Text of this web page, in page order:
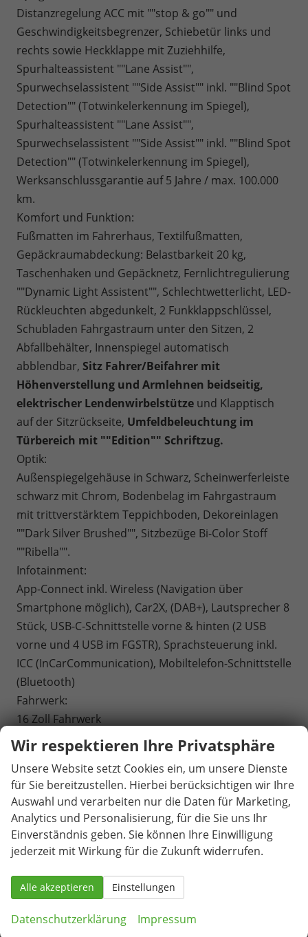
Distanzregelung ACC mit ""stop & go"" und
Geschwindigkeitsbegrenzer, Schiebetür links und
rechts sowie Heckklappe mit Zuziehhilfe,
Spurhalteassistent ""Lane Assist"",
Spurwechselassistent ""Side Assist"" inkl. ""Blind Spot
Detection"" (Totwinkelerkennung im Spiegel),
Spurhalteassistent ""Lane Assist"",
Spurwechselassistent ""Side Assist"" inkl. ""Blind Spot
Detection"" (Totwinkelerkennung im Spiegel),
Werksanschlussgarantie auf 5 Jahre / max. 100.000
km.
Komfort und Funktion:
Fußmatten im Fahrerhaus, Textilfußmatten,
Gepäckraumabdeckung: Belastbarkeit 20 kg,
Taschenhaken und Gepäcknetz, Fernlichtregulierung
""Dynamic Light Assistent"", Schlechtwetterlicht, LED-
Rückleuchten abgedunkelt, 2 Funkklappschlüssel,
Schubladen Fahrgastraum unter den Sitzen, 2
Abfallbehälter, Innenspiegel automatisch
abblendbar, Sitz Fahrer/Beifahrer mit
Höhenverstellung und Armlehnen beidseitig,
elektrischer Lendenwirbelstütze und Klapptisch
auf der Sitzrückseite, Umfeldbeleuchtung im
Türbereich mit ""Edition"" Schriftzug.
Optik:
Außenspiegelgehäuse in Schwarz, Scheinwerferleiste
schwarz mit Chrom, Bodenbelag im Fahrgastraum
mit trittverstärktem Teppichboden, Dekoreinlagen
""Dark Silver Brushed"", Sitzbezüge Bi-Color Stoff
""Ribella"".
Infotainment:
App-Connect inkl. Wireless (Navigation über
Smartphone möglich), Car2X, (DAB+), Lautsprecher 8
Stück, USB-C-Schnittstelle vorne & hinten (2 USB
vorne und 4 USB im FGSTR), Sprachsteuerung inkl.
ICC (InCarCommunication), Mobiltelefon-Schnittstelle
(Bluetooth)
Fahrwerk:
16 Zoll Fahrwerk
Sicherheit und Fahrerassistenz:
ABS, ESP, Airbag für Fahrer und Beifahrer mit
Beifahrer-Airbag-Deaktivierung, Seiten- und
Kopfairbags vorne, Kopfairbags für die äußeren
Sitzplätze hinten und Mittenairbag vorne,
Außenspiegel elektrisch einstell-, beheiz- und
anklappbar, Ablenkungs- und Müdigkeitserkennung,
Bordwerkzeug und Tire Mobility Set, Einparkhilfe im
Front- und Heckbereich, Kreuzungsassistent,
Notbremsassistent ""Front Assist"" mit Fußgänger-
Wir respektieren Ihre Privatsphäre
Unsere Website setzt Cookies ein, um unsere Dienste
für Sie bereitzustellen. Hierbei berücksichtigen wir Ihre
Auswahl und verarbeiten nur die Daten für Marketing,
Analytics und Personalisierung, für die Sie uns Ihr
Einverständnis geben. Sie können Ihre Einwilligung
jederzeit mit Wirkung für die Zukunft widerrufen.
Alle akzeptieren Einstellungen
Datenschutzerklärung Impressum